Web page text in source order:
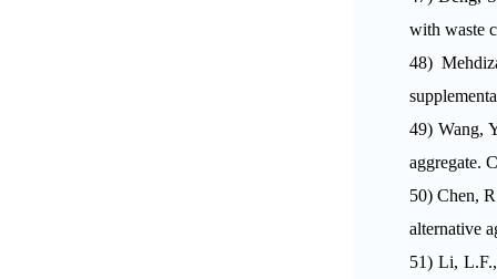
with waste
48)
49) Wang,
aggregate.
50)Chen,
alternative
51)Li,